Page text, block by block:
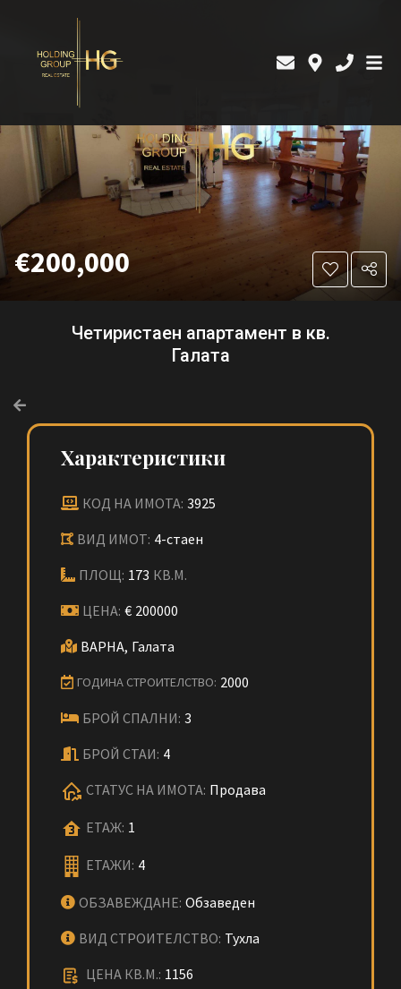
€200,000
Четиристаен апартамент в кв.
Галата
Характеристики
КОД НА ИМОТА: 3925
ВИД ИМОТ: 4-стаен
ПЛОЩ: 173 КВ.М.
ЦЕНА: € 200000
ВАРНА, Галата
ГОДИНА СТРОИТЕЛСТВО: 2000
БРОЙ СПАЛНИ: 3
БРОЙ СТАИ: 4
СТАТУС НА ИМОТА: Продава
ЕТАЖ: 1
ЕТАЖИ: 4
ОБЗАВЕЖДАНЕ: Обзаведен
ВИД СТРОИТЕЛСТВО: Тухла
ЦЕНА КВ.М.: 1156